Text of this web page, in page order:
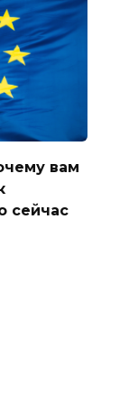
вам
сейчас